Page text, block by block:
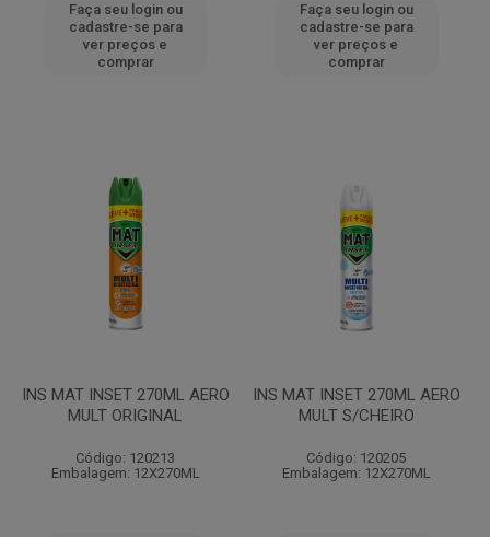
Faça seu login ou
cadastre-se para
ver preços e
comprar
Faça seu login ou
cadastre-se para
ver preços e
comprar
INS MAT INSET 270ML AERO
MULT ORIGINAL
Código: 120213
Embalagem: 12X270ML
INS MAT INSET 270ML AERO
MULT S/CHEIRO
Código: 120205
Embalagem: 12X270ML